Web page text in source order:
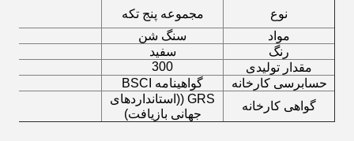
نوع
مجموعه پنج تکه
مواد
سنگ شن
رنگ
سفید
مقدار تولیدی
300
حسابرسی کارخانه
گواهینامه BSCI
گواهی کارخانه
GRS ((استانداردهای
جهانی بازیافت)